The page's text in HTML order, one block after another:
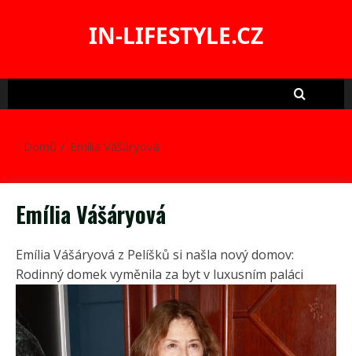
IN-LIFESTYLE.CZ
Domů Emília Vášáryová
Emília Vášáryová
Emília Vášáryová z Pelíšků si našla nový domov:
Rodinný domek vyměnila za byt v luxusním paláci